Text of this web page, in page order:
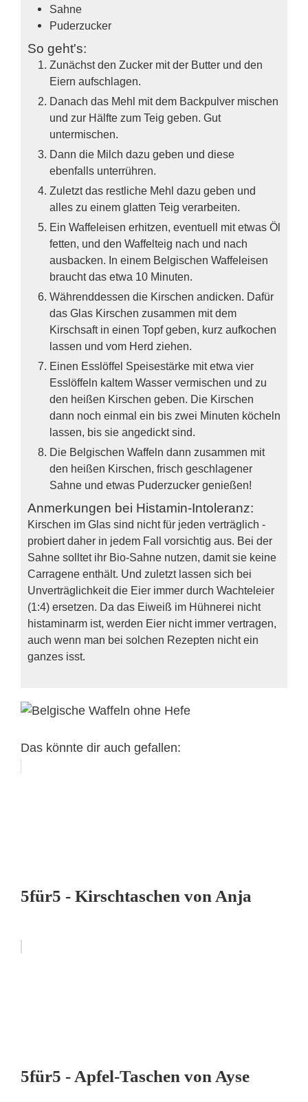
Sahne
Puderzucker
So geht's:
Zunächst den Zucker mit der Butter und den
Eiern aufschlagen.
Danach das Mehl mit dem Backpulver mischen
und zur Hälfte zum Teig geben. Gut
untermischen.
Dann die Milch dazu geben und diese
ebenfalls unterrühren.
Zuletzt das restliche Mehl dazu geben und
alles zu einem glatten Teig verarbeiten.
Ein Waffeleisen erhitzen, eventuell mit etwas Öl
fetten, und den Waffelteig nach und nach
ausbacken. In einem Belgischen Waffeleisen
braucht das etwa 10 Minuten.
Währenddessen die Kirschen andicken. Dafür
das Glas Kirschen zusammen mit dem
Kirschsaft in einen Topf geben, kurz aufkochen
lassen und vom Herd ziehen.
Einen Esslöffel Speisestärke mit etwa vier
Esslöffeln kaltem Wasser vermischen und zu
den heißen Kirschen geben. Die Kirschen
dann noch einmal ein bis zwei Minuten köcheln
lassen, bis sie angedickt sind.
Die Belgischen Waffeln dann zusammen mit
den heißen Kirschen, frisch geschlagener
Sahne und etwas Puderzucker genießen!
Anmerkungen bei Histamin-Intoleranz:
Kirschen im Glas sind nicht für jeden verträglich -
probiert daher in jedem Fall vorsichtig aus. Bei der
Sahne solltet ihr Bio-Sahne nutzen, damit sie keine
Carragene enthält. Und zuletzt lassen sich bei
Unverträglichkeit die Eier immer durch Wachteleier
(1:4) ersetzen. Da das Eiweiß im Hühnerei nicht
histaminarm ist, werden Eier nicht immer vertragen,
auch wenn man bei solchen Rezepten nicht ein
ganzes isst.
Das könnte dir auch gefallen:
5für5 - Kirschtaschen von Anja
5für5 - Apfel-Taschen von Ayse